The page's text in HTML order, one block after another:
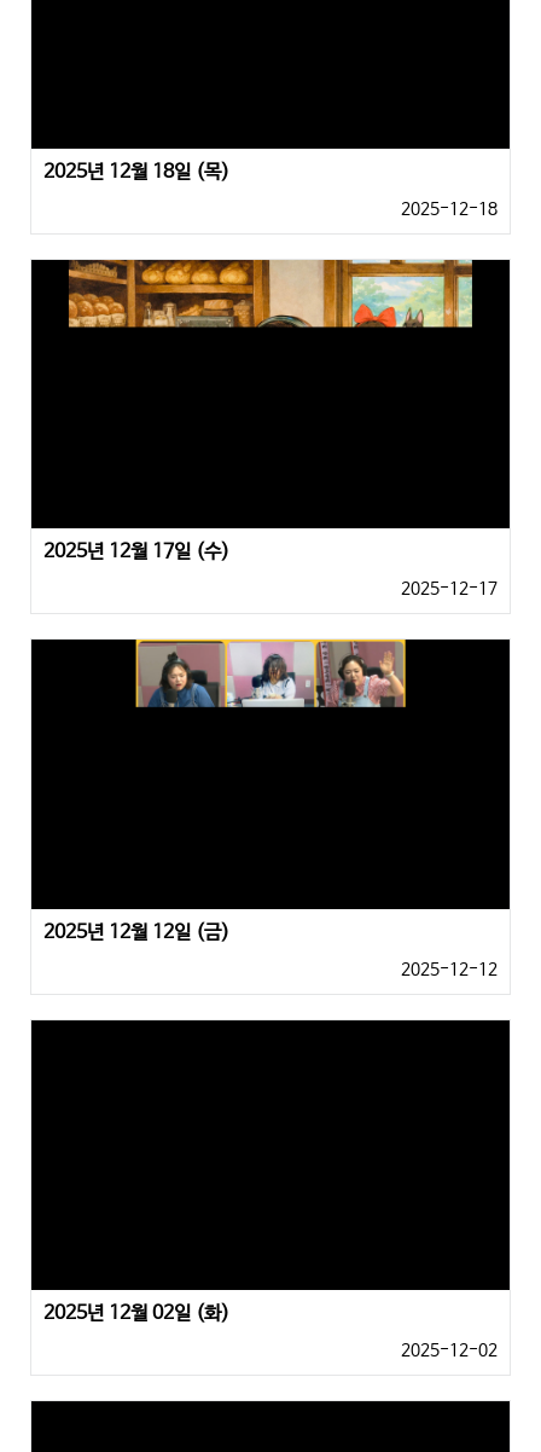
2025년 12월 18일 (목)
2025-12-18
2025년 12월 17일 (수)
2025-12-17
2025년 12월 12일 (금)
2025-12-12
2025년 12월 02일 (화)
2025-12-02